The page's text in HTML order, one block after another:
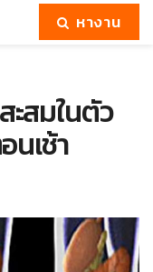
หางาน
ะสมในตัว
นเช้า